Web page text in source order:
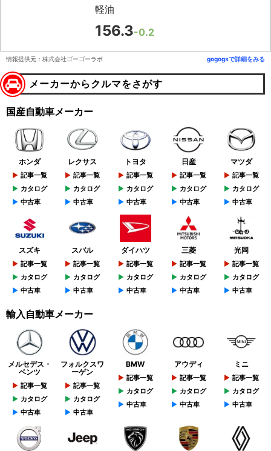
軽油
156.3-0.2
情報提供元：株式会社ゴーゴーラボ gogogsで詳細をみる
メーカーからクルマをさがす
国産自動車メーカー
ホンダ
記事一覧
カタログ
中古車
レクサス
記事一覧
カタログ
中古車
トヨタ
記事一覧
カタログ
中古車
日産
記事一覧
カタログ
中古車
マツダ
記事一覧
カタログ
中古車
スズキ
記事一覧
カタログ
中古車
スバル
記事一覧
カタログ
中古車
ダイハツ
記事一覧
カタログ
中古車
三菱
記事一覧
カタログ
中古車
光岡
記事一覧
カタログ
中古車
輸入自動車メーカー
メルセデス・
ベンツ
記事一覧
カタログ
中古車
フォルクスワ
ーゲン
記事一覧
カタログ
中古車
BMW
記事一覧
カタログ
中古車
アウディ
記事一覧
カタログ
中古車
ミニ
記事一覧
カタログ
中古車